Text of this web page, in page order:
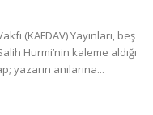
(KAFDAV) Yayınları, beş
Hurmi’nin kaleme aldığı
yazarın anılarına...